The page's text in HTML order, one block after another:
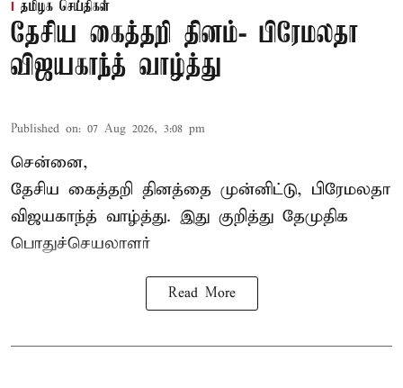
தமிழக செய்திகள்
தேசிய கைத்தறி தினம்- பிரேமலதா
விஜயகாந்த் வாழ்த்து
Published on: 07 Aug 2026, 3:08 pm
சென்னை,
தேசிய கைத்தறி தினத்தை முன்னிட்டு, பிரேமலதா
விஜயகாந்த் வாழ்த்து. இது குறித்து தேமுதிக
பொதுச்செயலாளர்
Read More